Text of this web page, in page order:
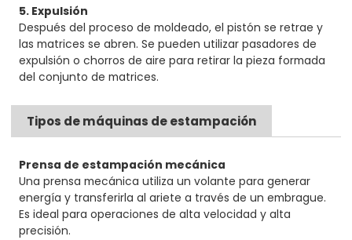
5. Expulsión
Después del proceso de moldeado, el pistón se retrae y
las matrices se abren. Se pueden utilizar pasadores de
expulsión o chorros de aire para retirar la pieza formada
del conjunto de matrices.
Tipos de máquinas de estampación
Prensa de estampación mecánica
Una prensa mecánica utiliza un volante para generar
energía y transferirla al ariete a través de un embrague.
Es ideal para operaciones de alta velocidad y alta
precisión.